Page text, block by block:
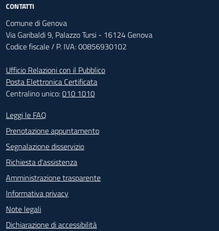
CONTATTI
Comune di Genova
Via Garibaldi 9, Palazzo Tursi - 16124 Genova
Codice fiscale / P. IVA: 00856930102
Ufficio Relazioni con il Pubblico
Posta Elettronica Certificata
Centralino unico:010 1010
Footer - Contatti
Leggi le FAQ
Prenotazione appuntamento
Segnalazione disservizio
Richiesta d'assistenza
Amministrazione trasparente
Informativa privacy
Note legali
Dichiarazione di accessibilità